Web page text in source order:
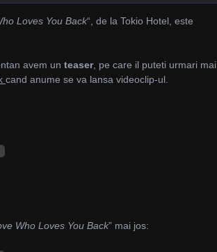
Loves You Back“, de la Tokio Hotel, este
avem un teaser, pe care il puteti urmari mai
cand anume se va lansa videoclip-ul.
Who Loves You Back” mai jos: